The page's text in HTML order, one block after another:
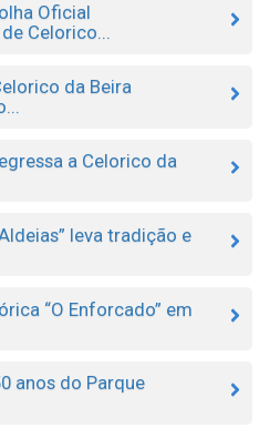
Oficial
Celorico...
da Beira
a Celorico da
leva tradição e
“O Enforcado” em
anos do Parque